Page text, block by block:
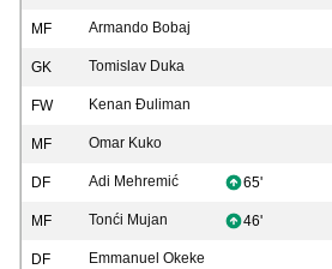
MF Armando Bobaj
GK Tomislav Duka
FW Kenan Đuliman
MF Omar Kuko
DF Adi Mehremić 65'
MF Tonći Mujan 46'
DF Emmanuel Okeke